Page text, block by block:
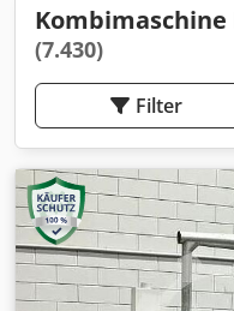
(7.430)
Filter